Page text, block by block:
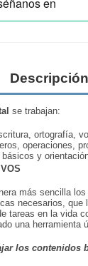
Descripción
se trabajan:
ortografía,
operaciones,
y
más sencilla
necesarios, que
tareas en la vida
una herramienta
los contenidos